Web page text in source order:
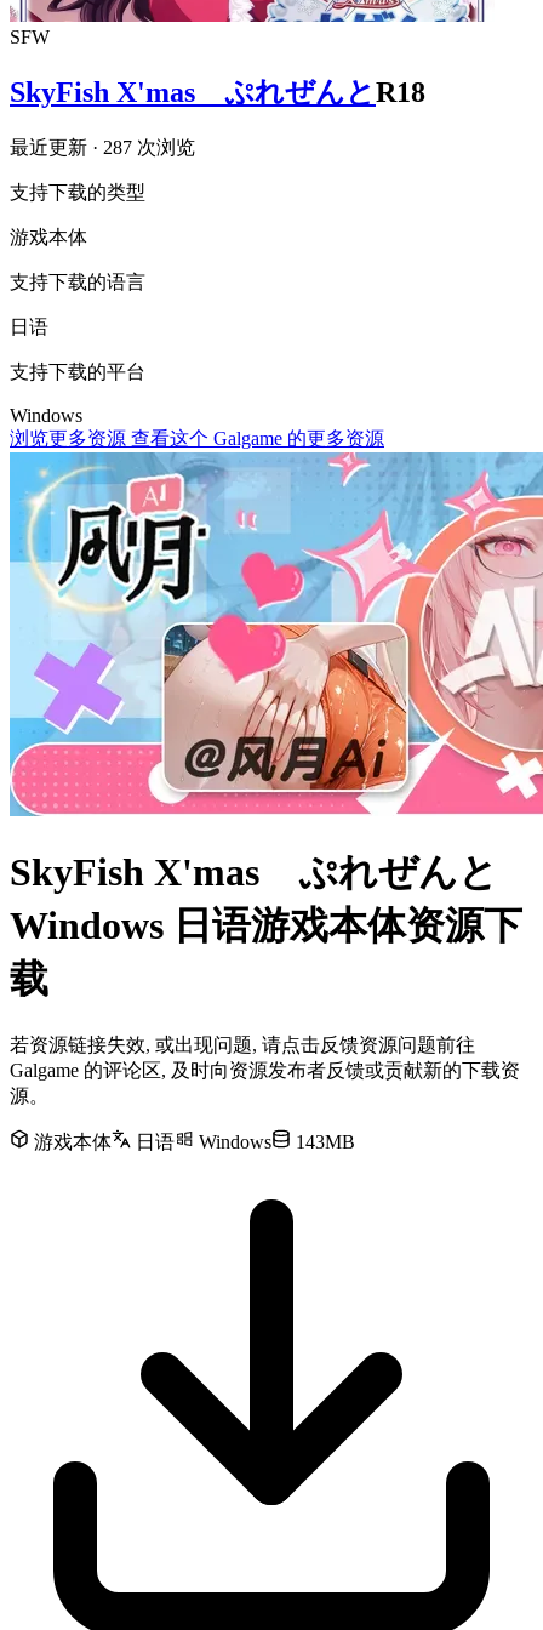
SFW
SkyFish X'mas ぷれぜんとR18
最近更新 · 287 次浏览
支持下载的类型
游戏本体
支持下载的语言
日语
支持下载的平台
Windows
浏览更多资源 查看这个 Galgame 的更多资源
SkyFish X'mas ぷれぜんと
Windows 日语游戏本体资源下
载
若资源链接失效, 或出现问题, 请点击反馈资源问题前往
Galgame 的评论区, 及时向资源发布者反馈或贡献新的下载资
源。
游戏本体 日语 Windows 143MB